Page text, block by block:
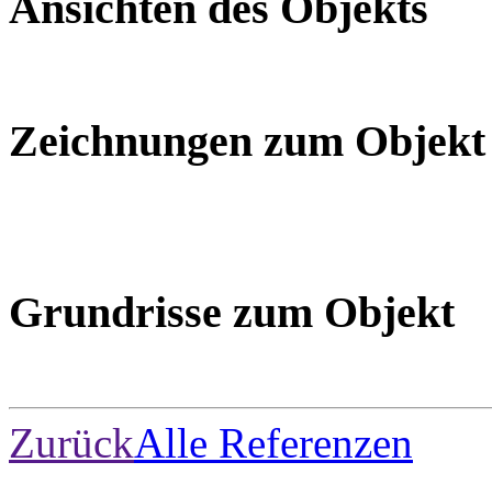
Zeichnungen zum Objekt
Grundrisse zum Objekt
ZurückAlle Referenzen